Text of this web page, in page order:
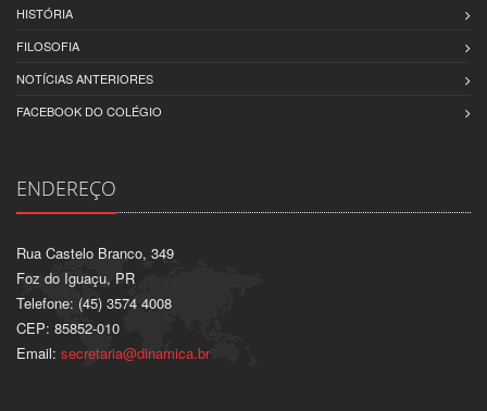
HISTÓRIA
FILOSOFIA
NOTÍCIAS ANTERIORES
FACEBOOK DO COLÉGIO
ENDEREÇO
Rua Castelo Branco, 349
Foz do Iguaçu, PR
Telefone: (45) 3574 4008
CEP: 85852-010
Email: secretaria@dinamica.br